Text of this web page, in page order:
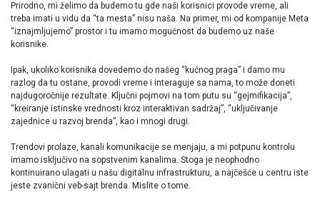
Prirodno, mi želimo da budemo tu gde naši korisnici provode vreme, ali
treba imati u vidu da “ta mesta” nisu naša. Na primer, mi od kompanije Meta
“iznajmljujemo” prostor i tu imamo mogućnost da budemo uz naše
korisnike.
Ipak, ukoliko korisnika dovedemo do našeg “kućnog praga” i damo mu
razlog da tu ostane, provodi vreme i interaguje sa nama, to može doneti
najdugoročnije rezultate. Ključni pojmovi na tom putu su “gejmifikacija”,
“kreiranje istinske vrednosti kroz interaktivan sadržaj”, “uključivanje
zajednice u razvoj brenda”, kao i mnogi drugi.
Trendovi prolaze, kanali komunikacije se menjaju, a mi potpunu kontrolu
imamo isključivo na sopstvenim kanalima. Stoga je neophodno
kontinuirano ulagati u našu digitalnu infrastrukturu, a najčešće u centru iste
jeste zvanični veb-sajt brenda. Mislite o tome.